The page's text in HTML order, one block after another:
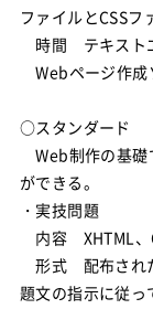
ファイルとCSSフ
時間 テキスト
Webページ作成
○スタンダード
Web制作の基礎
ができる。
・実技問題
内容 XHTML、
形式 配布され
題文の指示に従